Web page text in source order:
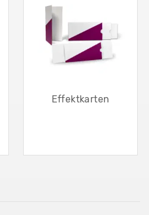
Effektkarten